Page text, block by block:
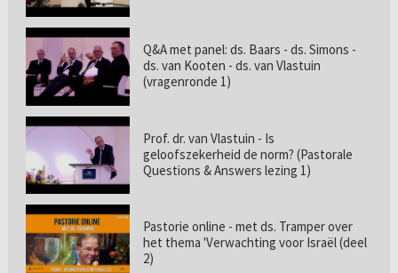
Q&A met panel: ds. Baars - ds. Simons -
ds. van Kooten - ds. van Vlastuin
(vragenronde 1)
Prof. dr. van Vlastuin - Is
geloofszekerheid de norm? (Pastorale
Questions & Answers lezing 1)
Pastorie online - met ds. Tramper over
het thema 'Verwachting voor Israël (deel
2)